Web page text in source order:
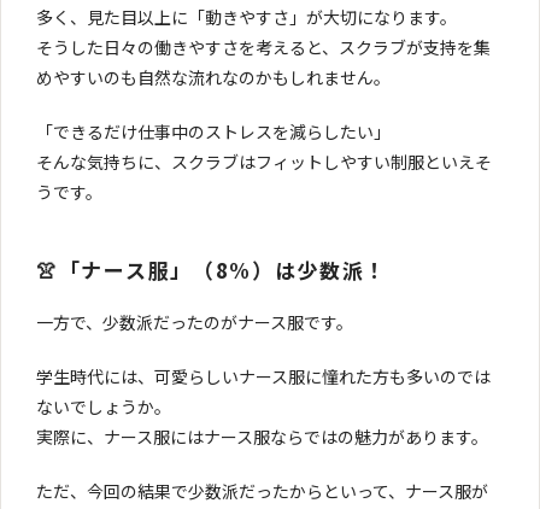
多く、見た目以上に「動きやすさ」が大切になります。
そうした日々の働きやすさを考えると、スクラブが支持を集
めやすいのも自然な流れなのかもしれません。
「できるだけ仕事中のストレスを減らしたい」
そんな気持ちに、スクラブはフィットしやすい制服といえそ
うです。
👚「ナース服」（8%）は少数派！
一方で、少数派だったのがナース服です。
学生時代には、可愛らしいナース服に憧れた方も多いのでは
ないでしょうか。
実際に、ナース服にはナース服ならではの魅力があります。
ただ、今回の結果で少数派だったからといって、ナース服が